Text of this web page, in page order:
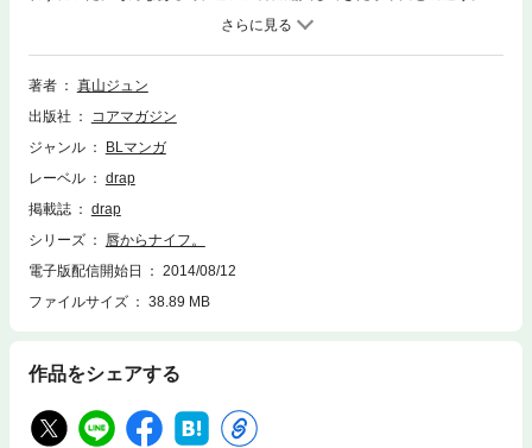
の優しさに戸惑いつつも惹かれていく蘇芳だったが……！？
著者
真山ジュン
出版社
コアマガジン
ジャンル
BLマンガ
レーベル
drap
掲載誌
drap
シリーズ
唇からナイフ。
電子版配信開始日
2014/08/12
ファイルサイズ
38.89 MB
作品をシェアする